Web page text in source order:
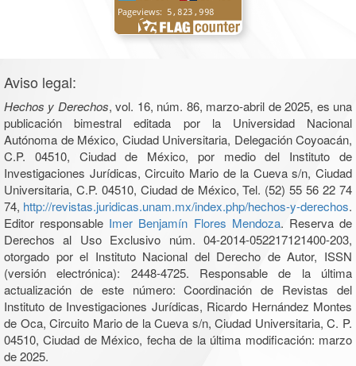
Aviso legal:
Hechos y Derechos, vol. 16, núm. 86, marzo-abril de 2025, es una
publicación bimestral editada por la Universidad Nacional
Autónoma de México, Ciudad Universitaria, Delegación Coyoacán,
C.P. 04510, Ciudad de México, por medio del Instituto de
Investigaciones Jurídicas, Circuito Mario de la Cueva s/n, Ciudad
Universitaria, C.P. 04510, Ciudad de México, Tel. (52) 55 56 22 74
74, http://revistas.juridicas.unam.mx/index.php/hechos-y-derechos.
Editor responsable Imer Benjamín Flores Mendoza. Reserva de
Derechos al Uso Exclusivo núm. 04-2014-052217121400-203,
otorgado por el Instituto Nacional del Derecho de Autor, ISSN
(versión electrónica): 2448-4725. Responsable de la última
actualización de este número: Coordinación de Revistas del
Instituto de Investigaciones Jurídicas, Ricardo Hernández Montes
de Oca, Circuito Mario de la Cueva s/n, Ciudad Universitaria, C. P.
04510, Ciudad de México, fecha de la última modificación: marzo
de 2025.